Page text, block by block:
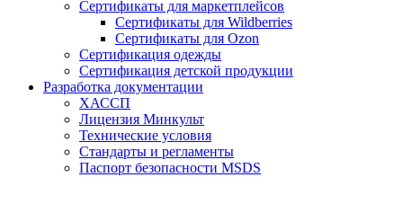
Сертификаты для маркетплейсов
Сертификаты для Wildberries
Сертификаты для Ozon
Сертификация одежды
Сертификация детской продукции
Разработка документации
ХАССП
Лицензия Минкульт
Технические условия
Стандарты и регламенты
Паспорт безопасности MSDS